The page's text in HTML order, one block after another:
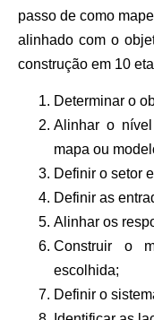
passo de como
alinhado com o
construção em 10
Determinar o
Alinhar o
mapa ou
Definir o setor
Definir as
Alinhar os
Construir o
escolhida;
Definir o